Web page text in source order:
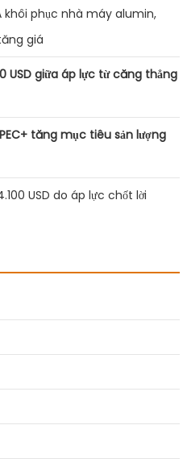
khôi phục nhà máy alumin,
giá
USD giữa áp lực từ căng thẳng
tăng mục tiêu sản lượng
USD do áp lực chốt lời